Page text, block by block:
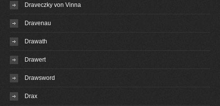
Draveczky von Vinna
Dravenau
Drawath
Drawert
Drawsword
Drax